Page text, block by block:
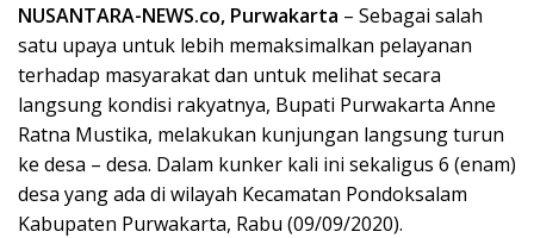
NUSANTARA-NEWS.co, Purwakarta – Sebagai salah
satu upaya untuk lebih memaksimalkan pelayanan
terhadap masyarakat dan untuk melihat secara
langsung kondisi rakyatnya, Bupati Purwakarta Anne
Ratna Mustika, melakukan kunjungan langsung turun
ke desa – desa. Dalam kunker kali ini sekaligus 6 (enam)
desa yang ada di wilayah Kecamatan Pondoksalam
Kabupaten Purwakarta, Rabu (09/09/2020).